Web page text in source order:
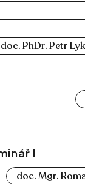
doc. PhDr. Petr
I
doc. Mgr.